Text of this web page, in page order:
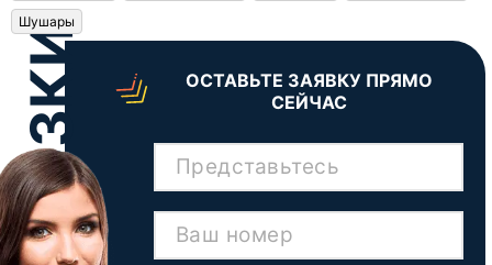
Шушары
ОСТАВЬТЕ ЗАЯВКУ ПРЯМО
СЕЙЧАС
Представьтесь
Ваш номер